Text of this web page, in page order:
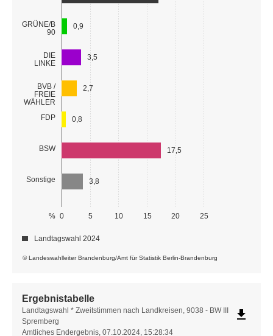
GRÜNE/B
90
DIE
LINKE
BVB /
FREIE
WÄHLER
FDP
BSW
Sonstige
0 5 10 15 20 25
%
0,9
3,5
2,7
0,8
17,5
3,8
© Landeswahlleiter Brandenburg/Amt für Statistik Berlin-Brandenburg
Landtagswahl 2024
Ergebnistabelle
Ergebnistabelle
Landtagswahl * Zweitstimmen nach Landkreisen, 9038 - BW III
Spremberg
Amtliches Endergebnis, 07.10.2024, 15:28:34
file_download